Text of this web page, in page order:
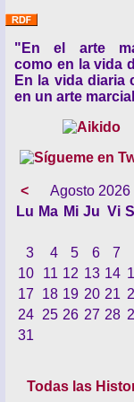
"En el arte
como en la vida
En la vida diaria
en un arte
<
Agosto 2026
Lu Ma Mi Ju Vi
3 4 5 6
7
10
11 12 13 14
17
18 19 20 21
24
25 26 27 28
31
Todas las